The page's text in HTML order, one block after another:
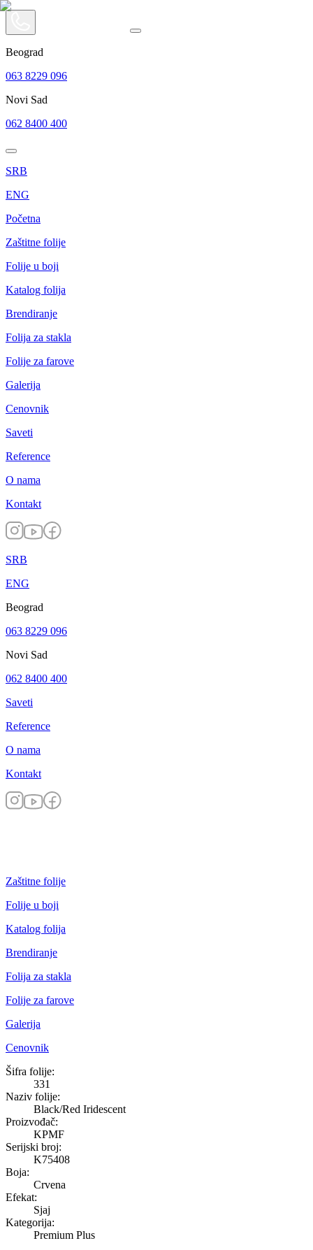
Beograd
063 8229 096
Novi Sad
062 8400 400
SRB
ENG
Početna
Zaštitne folije
Folije u boji
Katalog folija
Brendiranje
Folija za stakla
Folije za farove
Galerija
Cenovnik
Saveti
Reference
O nama
Kontakt
SRB
ENG
Beograd
063 8229 096
Novi Sad
062 8400 400
Saveti
Reference
O nama
Kontakt
Zaštitne folije
Folije u boji
Katalog folija
Brendiranje
Folija za stakla
Folije za farove
Galerija
Cenovnik
Black/Red Iridescent
Šifra folije:
331
Naziv folije:
Black/Red Iridescent
Proizvođač:
KPMF
Serijski broj:
K75408
Boja:
Crvena
Efekat:
Sjaj
Kategorija:
Premium Plus